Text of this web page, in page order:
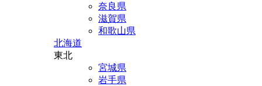
奈良県
滋賀県
和歌山県
北海道
東北
宮城県
岩手県